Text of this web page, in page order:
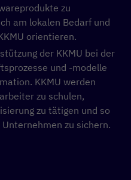
zu
am lokalen Bedarf und
orientieren.
der KKMU bei der
und -modelle
KKMU werden
zu schulen,
zu tätigen und so
zu sichern.